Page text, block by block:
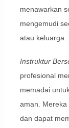
menawarkan
mengemudi
atau keluarga.
Instruktur
profesional
memadai
aman.
dan dapat